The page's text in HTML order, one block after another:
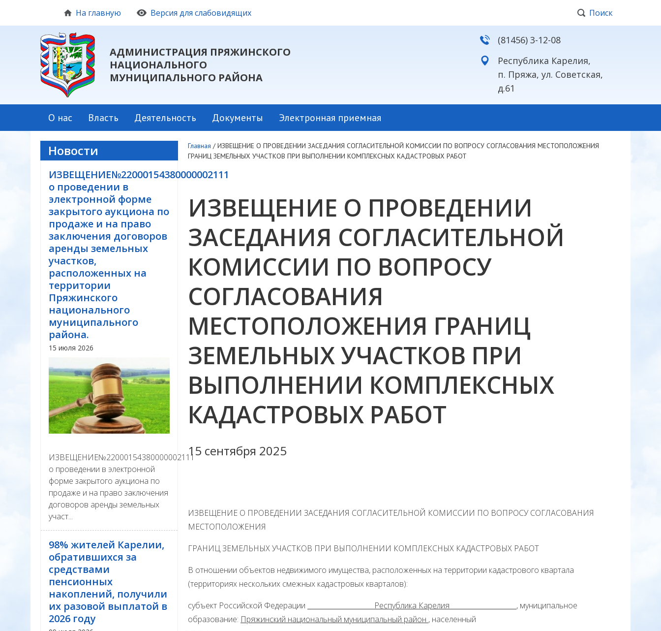
На главную Версия для слабовидящих Поиск
АДМИНИСТРАЦИЯ ПРЯЖИНСКОГО
НАЦИОНАЛЬНОГО
МУНИЦИПАЛЬНОГО РАЙОНА
(81456) 3-12-08
Республика Карелия,
п. Пряжа, ул. Советская,
д.61
О нас Власть Деятельность Документы Электронная приемная
Новости
ИЗВЕЩЕНИЕ№22000154380000002111
о проведении в
электронной форме
закрытого аукциона по
продаже и на право
заключения договоров
аренды земельных
участков,
расположенных на
территории
Пряжинского
национального
муниципального
района.
15 июля 2026
ИЗВЕЩЕНИЕ№22000154380000002111
о проведении в электронной
форме закрытого аукциона по
продаже и на право заключения
договоров аренды земельных
участ...
98% жителей Карелии,
обратившихся за
средствами
пенсионных
накоплений, получили
их разовой выплатой в
2026 году
Главная /ИЗВЕЩЕНИЕ О ПРОВЕДЕНИИ ЗАСЕДАНИЯ СОГЛАСИТЕЛЬНОЙ КОМИССИИ ПО ВОПРОСУ СОГЛАСОВАНИЯ МЕСТОПОЛОЖЕНИЯ
ГРАНИЦ ЗЕМЕЛЬНЫХ УЧАСТКОВ ПРИ ВЫПОЛНЕНИИ КОМПЛЕКСНЫХ КАДАСТРОВЫХ РАБОТ
ИЗВЕЩЕНИЕ О ПРОВЕДЕНИИ
ЗАСЕДАНИЯ СОГЛАСИТЕЛЬНОЙ
КОМИССИИ ПО ВОПРОСУ
СОГЛАСОВАНИЯ
МЕСТОПОЛОЖЕНИЯ ГРАНИЦ
ЗЕМЕЛЬНЫХ УЧАСТКОВ ПРИ
ВЫПОЛНЕНИИ КОМПЛЕКСНЫХ
КАДАСТРОВЫХ РАБОТ
15 сентября 2025
ИЗВЕЩЕНИЕ О ПРОВЕДЕНИИ ЗАСЕДАНИЯ СОГЛАСИТЕЛЬНОЙ КОМИССИИ ПО ВОПРОСУ СОГЛАСОВАНИЯ
МЕСТОПОЛОЖЕНИЯ
ГРАНИЦ ЗЕМЕЛЬНЫХ УЧАСТКОВ ПРИ ВЫПОЛНЕНИИ КОМПЛЕКСНЫХ КАДАСТРОВЫХ РАБОТ
В отношении объектов недвижимого имущества, расположенных на территории кадастрового квартала
(территориях нескольких смежных кадастровых кварталов):
субъект Российской Федерации
Республика Карелия , муниципальное
образование: Пряжинский национальный муниципальный район , населенный